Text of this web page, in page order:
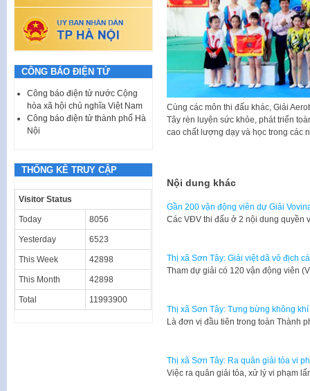
Cùng các môn thi đấu khác, Giải
Tây rèn luyện sức khỏe, phát triển
cao chất lượng dạy và học trong các
Nội dung khác
Gần 200 vận động viên dự Giải
Các VĐV thi đấu ở 2 nội dung quyền
Thị xã Sơn Tây: Giải việt dã vô địch
Tham dự giải có 120 vận động viên
Thị xã Sơn Tây: Tưng bừng không
Là đơn vị đầu tiên trong toàn Thành
Thị xã Sơn Tây: Ra quân giải tỏa vi
Việc ra quân giải tỏa, xử lý vi phạm
CÔNG BÁO ĐIỆN TỬ
Công báo điện tử nước Cộng
hòa xã hội chủ nghĩa Việt Nam
Công báo điện tử thành phố Hà
Nội
THỐNG KÊ TRUY CẬP
Visitor Status
Today 8056
Yesterday 6523
This Week 42898
This Month 42898
Total 11993900